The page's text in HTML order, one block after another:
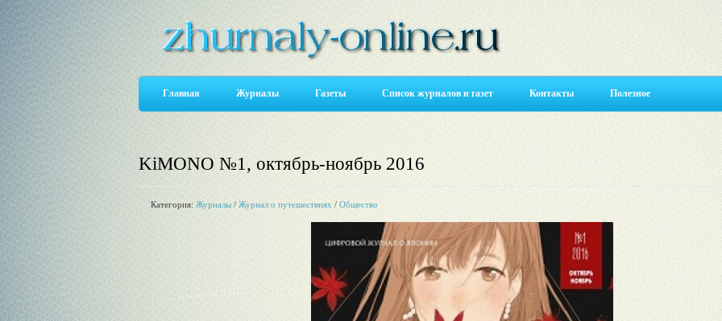
Главная Журналы Газеты Список журналов и газет Контакты Полезное
KiMONO №1, октябрь-ноябрь 2016
Категория: Журналы / Журнал о путешествиях / Общество